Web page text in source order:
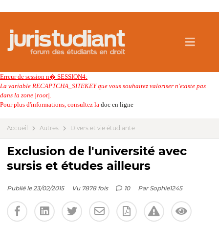
Erreur de session n� SESSION4:
La variable RECAPTCHA_SITEKEY que vous souhaitez valoriser n'existe pas
dans la zone |root|.
Pour plus d'informations, consultez la doc en ligne
Accueil Autres Divers et vie étudiante
Exclusion de l'université avec
sursis et études ailleurs
Publié le 23/02/2015 Vu 7878 fois 10 Par Sophie1245